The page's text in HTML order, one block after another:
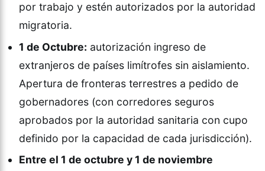
por trabajo y estén autorizados por la autoridad
migratoria.
1 de Octubre: autorización ingreso de
extranjeros de países limítrofes sin aislamiento.
Apertura de fronteras terrestres a pedido de
gobernadores (con corredores seguros
aprobados por la autoridad sanitaria con cupo
definido por la capacidad de cada jurisdicción).
Entre el 1 de octubre y 1 de noviembre